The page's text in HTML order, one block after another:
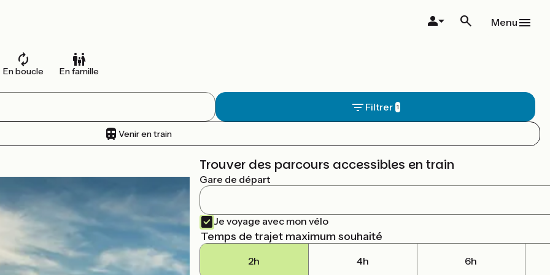
Menu
En boucle En famille
Filtrer
Venir en train
Trouver des parcours accessibles en train
Gare de départ
Je voyage avec mon vélo
Temps de trajet maximum souhaité
2h 4h 6h